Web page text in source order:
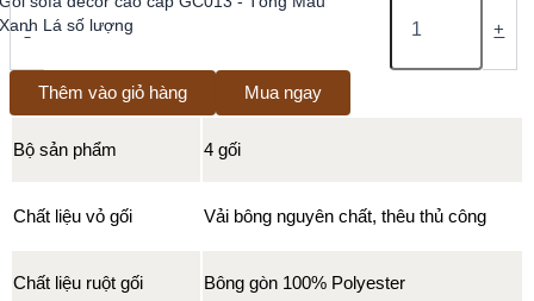
-
Xanh Lá số lượng
+
Thêm vào giỏ hàng Mua ngay
Bộ sản phẩm 4 gối
Chất liệu vỏ gối Vải bông nguyên chất, thêu thủ công
Chất liệu ruột gối Bông gòn 100% Polyester